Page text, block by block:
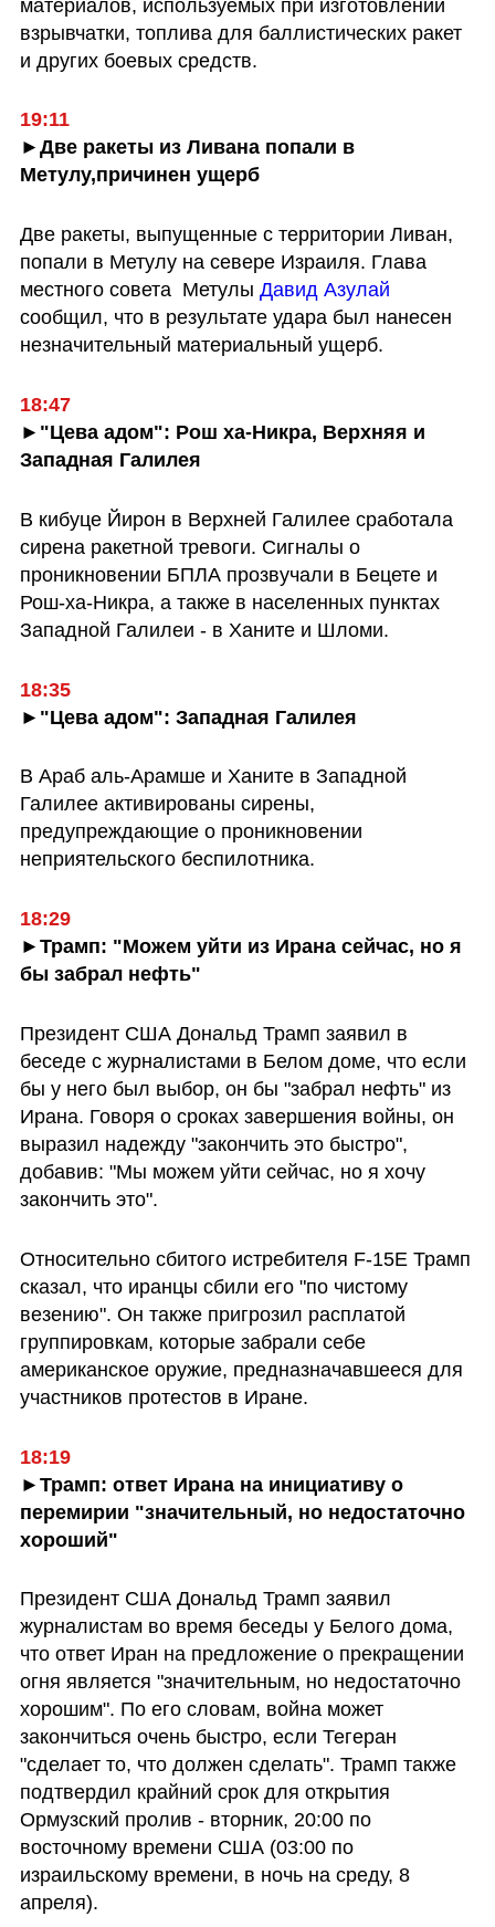
материалов, используемых при изготовлении
взрывчатки, топлива для баллистических ракет
и других боевых средств.
19:11
►Две ракеты из Ливана попали в
Метулу,причинен ущерб
Две ракеты, выпущенные с территории Ливан,
попали в Метулу на севере Израиля. Глава
местного совета  Метулы
сообщил, что в результате удара был нанесен
незначительный материальный ущерб.
18:47
►"Цева адом": Рош ха-Никра, Верхняя и
Западная Галилея
В кибуце Йирон в Верхней Галилее сработала
сирена ракетной тревоги. Сигналы о
проникновении БПЛА прозвучали в Бецете и
Рош-ха-Никра, а также в населенных пунктах
Западной Галилеи - в Ханите и Шломи.
18:35
►"Цева адом": Западная Галилея
В Араб аль-Арамше и Ханите в Западной
Галилее активированы сирены,
предупреждающие о проникновении
неприятельского беспилотника.
18:29
►Трамп: "Можем уйти из Ирана сейчас, но я
бы забрал нефть"
Президент США Дональд Трамп заявил в
беседе с журналистами в Белом доме, что если
бы у него был выбор, он бы "забрал нефть" из
Ирана. Говоря о сроках завершения войны, он
выразил надежду "закончить это быстро",
добавив: "Мы можем уйти сейчас, но я хочу
закончить это".
Относительно сбитого истребителя F-15E Трамп
сказал, что иранцы сбили его "по чистому
везению". Он также пригрозил расплатой
группировкам, которые забрали себе
американское оружие, предназначавшееся для
участников протестов в Иране.
18:19
►Трамп: ответ Ирана на инициативу о
перемирии "значительный, но недостаточно
хороший"
Президент США Дональд Трамп заявил
журналистам во время беседы у Белого дома,
что ответ Иран на предложение о прекращении
огня является "значительным, но недостаточно
хорошим". По его словам, война может
закончиться очень быстро, если Тегеран
"сделает то, что должен сделать". Трамп также
подтвердил крайний срок для открытия
Ормузский пролив - вторник, 20:00 по
восточному времени США (03:00 по
израильскому времени, в ночь на среду, 8
апреля).